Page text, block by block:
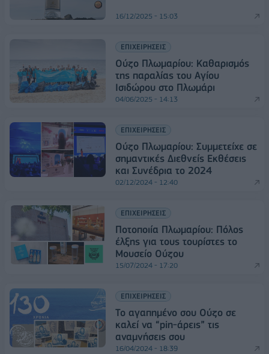
16/12/2025 - 15:03
ΕΠΙΧΕΙΡΗΣΕΙΣ
Ούζο Πλωμαρίου: Καθαρισμός
της παραλίας του Αγίου
Ισιδώρου στο Πλωμάρι
04/06/2025 - 14:13
ΕΠΙΧΕΙΡΗΣΕΙΣ
Ούζο Πλωμαρίου: Συμμετείχε σε
σημαντικές Διεθνείς Εκθέσεις
και Συνέδρια το 2024
02/12/2024 - 12:40
ΕΠΙΧΕΙΡΗΣΕΙΣ
Ποτοποιία Πλωμαρίου: Πόλος
έλξης για τους τουρίστες το
Μουσείο Ούζου
15/07/2024 - 17:20
ΕΠΙΧΕΙΡΗΣΕΙΣ
Το αγαπημένο σου Ούζο σε
καλεί να “pin-άρεις” τις
αναμνήσεις σου
16/04/2024 - 18:39